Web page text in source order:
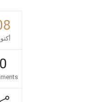
0